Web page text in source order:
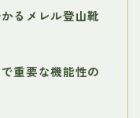
るメレル登山靴
重要な機能性の